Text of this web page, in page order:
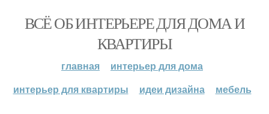
ВСЁ ОБ ИНТЕРЬЕРЕ ДЛЯ ДОМА И
КВАРТИРЫ
главная
интерьер для дома
интерьер для квартиры
идеи дизайна мебель